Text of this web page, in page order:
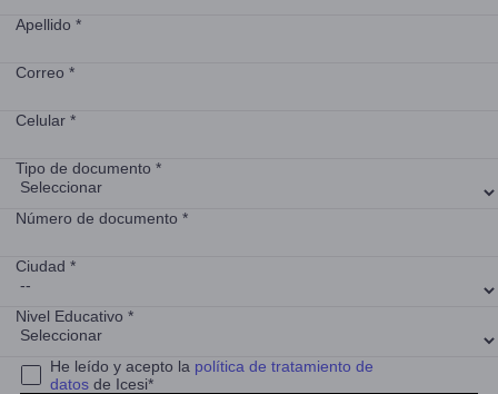
Apellido *
Correo *
Celular *
Tipo de documento *
Número de documento *
Ciudad *
Nivel Educativo *
He leído y acepto la política de tratamiento de
datosde Icesi*